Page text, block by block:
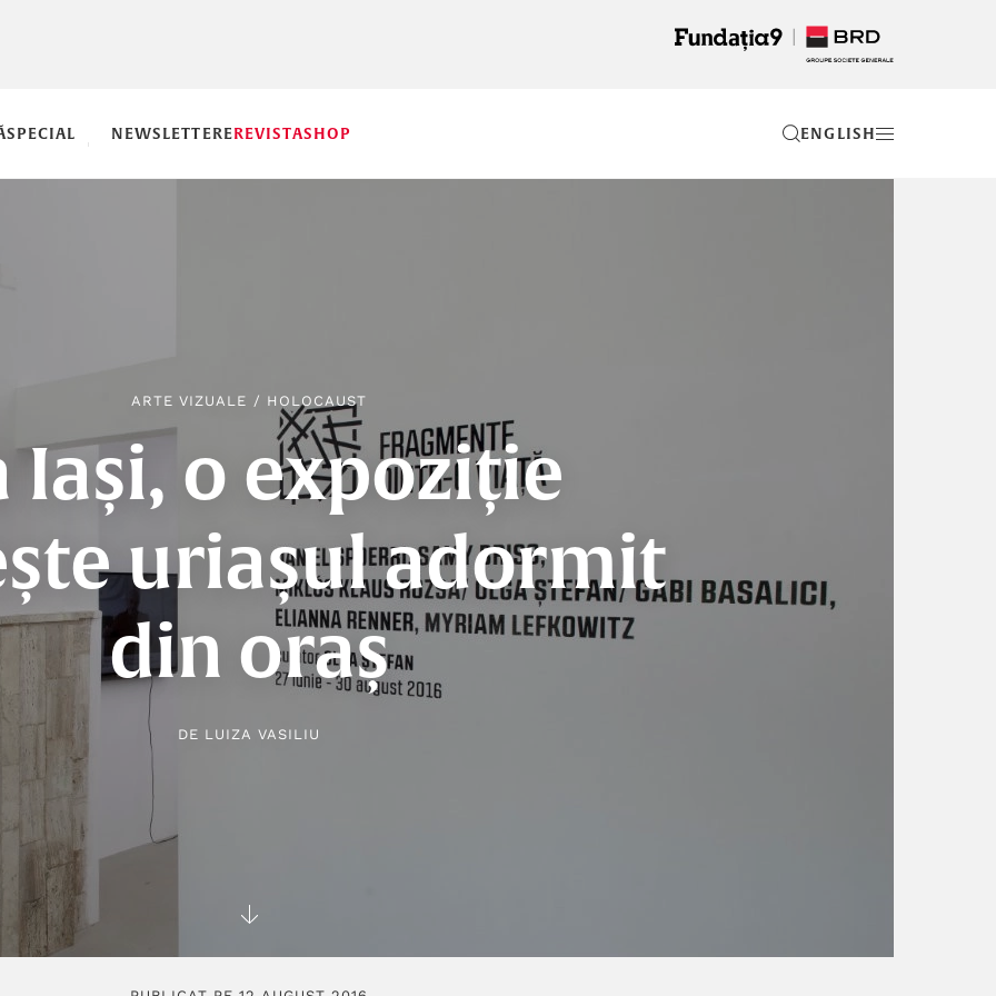
SPECIAL NEWSLETTEREREVISTASHOP EN
ARTE VIZUALE / HOLOCAUST
Iași, o expoziție
uriașul adormit
din oraș
DE LUIZA VASILIU